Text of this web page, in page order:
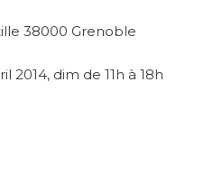
38000 Grenoble
2014, dim de 11h à 18h